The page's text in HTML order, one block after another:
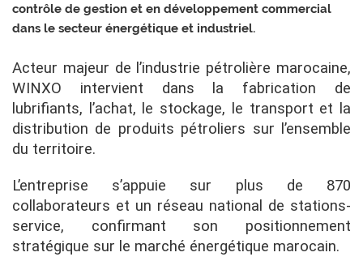
contrôle de gestion et en développement commercial
dans le secteur énergétique et industriel.
Acteur majeur de l’industrie pétrolière marocaine,
WINXO intervient dans la fabrication de
lubrifiants, l’achat, le stockage, le transport et la
distribution de produits pétroliers sur l’ensemble
du territoire.
L’entreprise s’appuie sur plus de 870
collaborateurs et un réseau national de stations-
service, confirmant son positionnement
stratégique sur le marché énergétique marocain.